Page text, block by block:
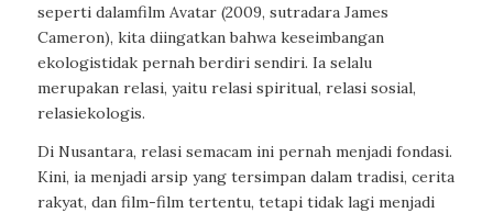
seperti dalamfilm Avatar (2009, sutradaraJames
Cameron), kita diingatkan bahwa keseimbangan
ekologistidak pernah berdiri sendiri. Ia selalu
merupakan relasi, yaitu relasispiritual, relasi sosial,
relasiekologis.
Di Nusantara, relasi semacam ini pernah menjadi fondasi.
Kini, ia menjadi arsip yang tersimpan dalam tradisi, cerita
rakyat, danfilm-film tertentu, tetapi tidak lagi menjadi